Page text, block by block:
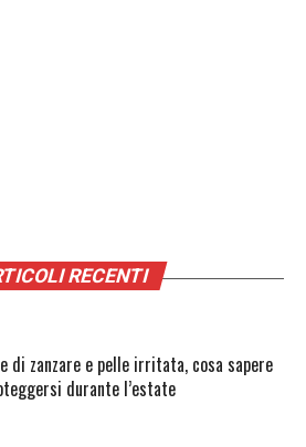
RECENTI
di zanzare e pelle irritata, cosa sapere
durante l’estate